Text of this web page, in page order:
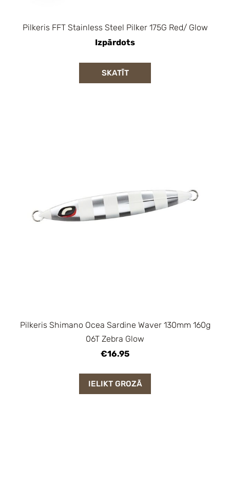
Pilkeris FFT Stainless Steel Pilker 175G Red/ Glow
Izpārdots
SKATĪT
Pilkeris Shimano Ocea Sardine Waver 130mm 160g
06T Zebra Glow
€16.95
IELIKT GROZĀ